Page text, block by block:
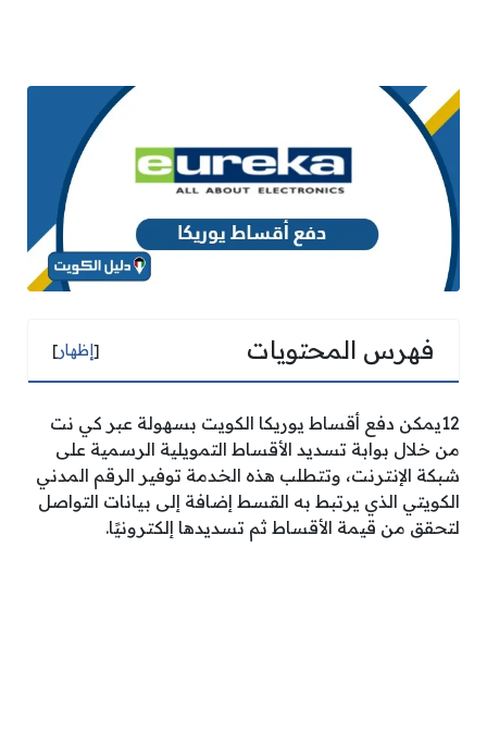
فهرس المحتويات [إظهار]
12يمكن دفع أقساط يوريكا الكويت بسهولة عبر كي نت
من خلال بوابة تسديد الأقساط التمويلية الرسمية على
شبكة الإنترنت، وتتطلب هذه الخدمة توفير الرقم المدني
الكويتي الذي يرتبط به القسط إضافة إلى بيانات التواصل
لتحقق من قيمة الأقساط ثم تسديدها إلكترونيًا.